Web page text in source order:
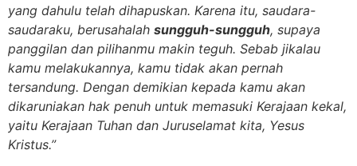
yang dahulu telah dihapuskan. Karena itu, saudara-
saudaraku, berusahalah sungguh-sungguh, supaya
panggilan dan pilihanmu makin teguh. Sebab jikalau
kamu melakukannya, kamu tidak akan pernah
tersandung. Dengan demikian kepada kamu akan
dikaruniakan hak penuh untuk memasuki Kerajaan kekal,
yaitu Kerajaan Tuhan dan Juruselamat kita, Yesus
Kristus.”